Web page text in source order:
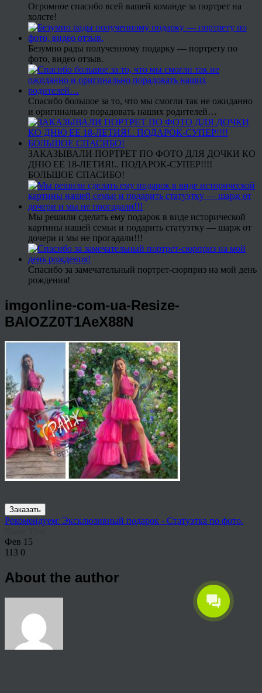
Огромное спасибо всей вашей команде за портрет на
холсте!
Безумно рады полученному подарку — портрету по
фото, видео отзыв.
Спасибо большое за то, что мы смогли так не ожиданно
и оригинально порадовать наших родителей…
ЗАКАЗЫВАЛИ ПОРТРЕТ ПО ФОТО ДЛЯ ДОЧКИ КО
ДНЮ ЕЕ 18-ЛЕТИЯ!.. ПОДАРОК-СУПЕР!!!!
БОЛЬШОЕ СПАСИБО!
Мы решили сделать ему подарок в виде исторической
картины нашей семьи и подарить статуэтку — шарж от
дочери и мы не прогадали!!!
Спасибо за замечательный портрет-сюрприз на мой день
рождения!
imgonline-com-ua-Resize-
BAIOZZ0T1AeX88N
Заказать
Рекомендуем: Эксклюзивный подарок - Статуэтка по фото.
Фев 15
113 0
About the author